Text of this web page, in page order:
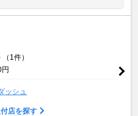
（1件）
ッシュ
店を探す